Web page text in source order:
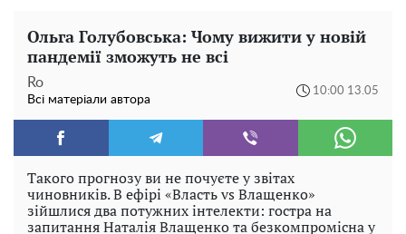
Ольга Голубовська: Чому вижити у новій
пандемії зможуть не всі
Ro
Всі матеріали автора
10:00 13.05
Такого прогнозу ви не почуєте у звітах
чиновників. В ефірі «Власть vs Влащенко»
зійшлися два потужних інтелекти: гостра на
запитання Наталія Влащенко та безкомпромісна у